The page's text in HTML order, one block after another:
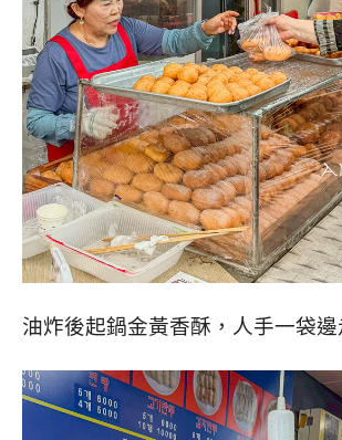
油炸後起鍋金黃香酥，人手一袋邊